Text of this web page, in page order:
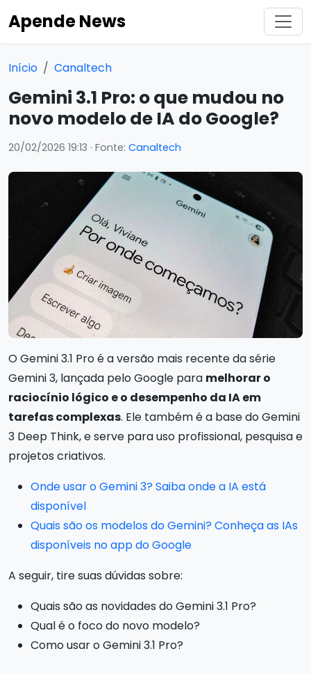
Apende News
Início Canaltech
Gemini 3.1 Pro: o que mudou no
novo modelo de IA do Google?
20/02/2026 19:13 · Fonte: Canaltech
O Gemini 3.1 Pro é a versão mais recente da série
Gemini 3, lançada pelo Google para melhorar o
raciocínio lógico e o desempenho da IA em
tarefas complexas. Ele também é a base do Gemini
3 Deep Think, e serve para uso profissional, pesquisa e
projetos criativos.
Onde usar o Gemini 3? Saiba onde a IA está
disponível
Quais são os modelos do Gemini? Conheça as IAs
disponíveis no app do Google
A seguir, tire suas dúvidas sobre:
Quais são as novidades do Gemini 3.1 Pro?
Qual é o foco do novo modelo?
Como usar o Gemini 3.1 Pro?